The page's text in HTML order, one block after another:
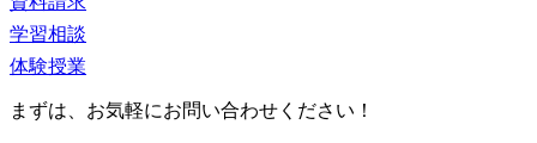
学習相談
体験授業
まずは、お気軽にお問い合わせください！